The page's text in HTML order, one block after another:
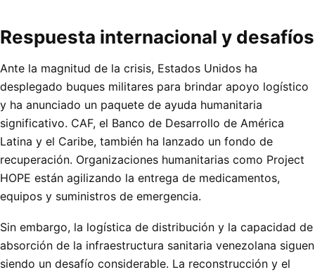
Respuesta internacional y desafíos
Ante la magnitud de la crisis, Estados Unidos ha
desplegado buques militares para brindar apoyo logístico
y ha anunciado un paquete de ayuda humanitaria
significativo. CAF, el Banco de Desarrollo de América
Latina y el Caribe, también ha lanzado un fondo de
recuperación. Organizaciones humanitarias como Project
HOPE están agilizando la entrega de medicamentos,
equipos y suministros de emergencia.
Sin embargo, la logística de distribución y la capacidad de
absorción de la infraestructura sanitaria venezolana siguen
siendo un desafío considerable. La reconstrucción y el